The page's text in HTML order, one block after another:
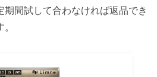
期間試して合わなければ返品でき